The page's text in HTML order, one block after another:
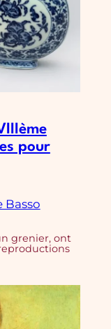
pour
Basso
grenier, ont